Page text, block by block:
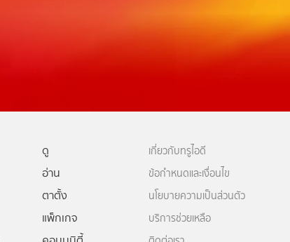
ดู
อ่าน
ตาตั้ง
แพ็กเกจ
เกี่ยวกับทรูไอดี
ข้อกำหนดและเงื่อนไข
นโยบายความเป็นส่วนตัว
บริการช่วยเหลือ